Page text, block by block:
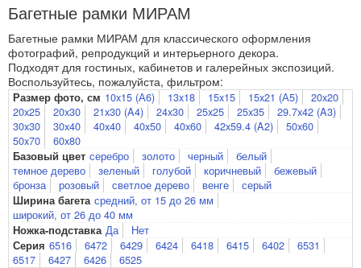
Багетные рамки МИРАМ
Багетные рамки МИРАМ для классического оформления
фотографий, репродукций и интерьерного декора.
Подходят для гостиных, кабинетов и галерейных экспозиций.
Воспользуйтесь, пожалуйста, фильтром:
Размер фото, см 10x15 (А6) 13x18 15x15 15x21 (А5)
20x20
20x25
20x30 21x30 (A4) 24x30 25x25 25x35
29.7x42 (A3)
30x30
30x40 40x40 40x50 40x60 42x59.4 (A2)
50x60
50x70
60x80
Базовый цвет серебро золото черный
белый
темное дерево
зеленый голубой коричневый
бежевый
бронза
розовый светлое дерево венге серый
Ширина багета средний, от 15 до 26 мм
широкий, от 26 до 40 мм
Ножка-подставка Да Нет
Серия 6516 6472 6429 6424 6418 6415 6402
6531
6517
6427 6426 6525